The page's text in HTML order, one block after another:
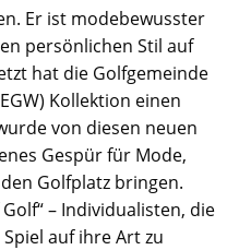
Er ist modebewusster
persönlichen Stil auf
hat die Golfgemeinde
Kollektion einen
von diesen neuen
Gespür für Mode,
Golfplatz bringen.
– Individualisten, die
auf ihre Art zu